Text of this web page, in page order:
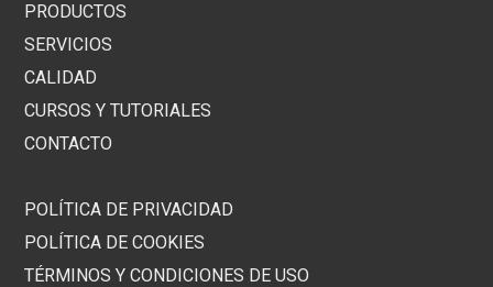
PRODUCTOS
SERVICIOS
CALIDAD
CURSOS Y TUTORIALES
CONTACTO
POLÍTICA DE PRIVACIDAD
POLÍTICA DE COOKIES
TÉRMINOS Y CONDICIONES DE USO